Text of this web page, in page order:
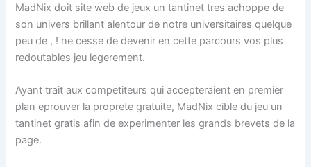
MadNix doit site web de jeux un tantinet tres achoppe de
son univers brillant alentour de notre universitaires quelque
peu de , ! ne cesse de devenir en cette parcours vos plus
redoutables jeu legerement.
Ayant trait aux competiteurs qui accepteraient en premier
plan eprouver la proprete gratuite, MadNix cible du jeu un
tantinet gratis afin de experimenter les grands brevets de la
page.